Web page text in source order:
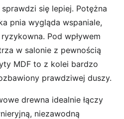
się lepiej. Potężna
pnia wygląda wspaniale,
Pod wpływem
w salonie z pewnością
MDF to z kolei bardzo
prawdziwej duszy.
drewna idealnie łączy
niezawodną